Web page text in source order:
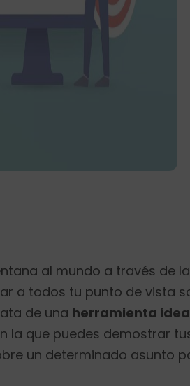
al mundo a través de
a todos tu punto de vista
de una herramienta
la que puedes demostrar
un determinado asunto